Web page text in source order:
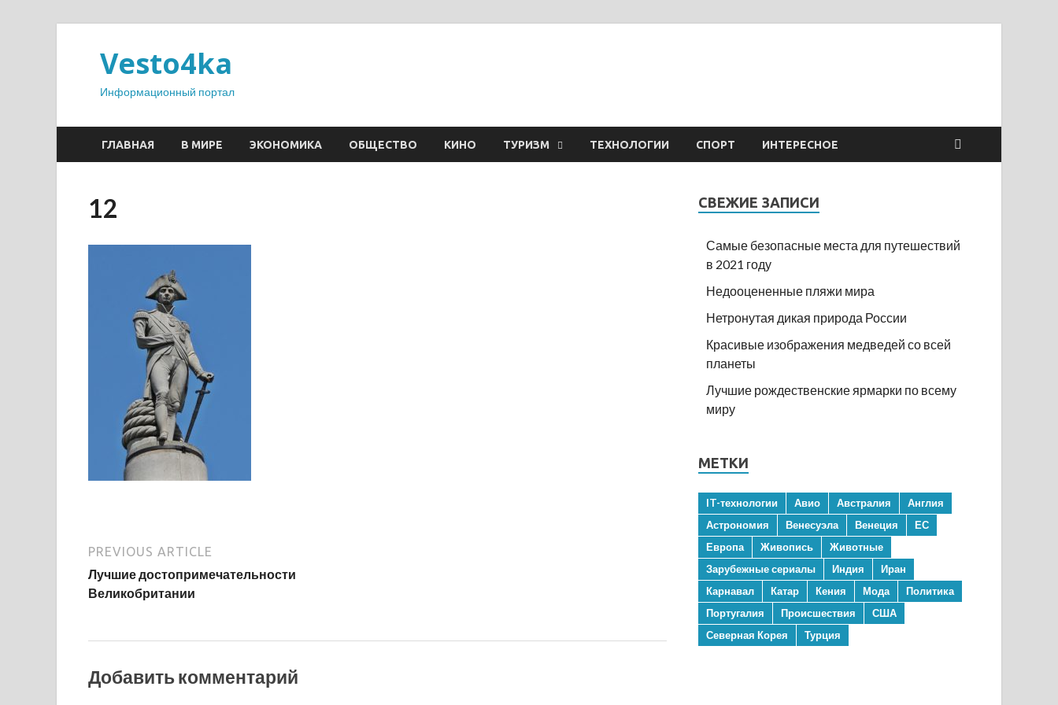
Vesto4ka
Информационный портал
ГЛАВНАЯ В МИРЕ ЭКОНОМИКА ОБЩЕСТВО КИНО ТУРИЗМ ТЕХНОЛОГИИ СПОРТ ИНТЕРЕСНОЕ
12
PREVIOUS ARTICLE
Лучшие достопримечательности
Великобритании
Добавить комментарий
СВЕЖИЕ ЗАПИСИ
Самые безопасные места для путешествий
в 2021 году
Недооцененные пляжи мира
Нетронутая дикая природа России
Красивые изображения медведей со всей
планеты
Лучшие рождественские ярмарки по всему
миру
МЕТКИ
IT-технологии Авио Австралия
Англия
Астрономия
Венесуэла Венеция
ЕС
Европа
Живопись
Животные
Зарубежные сериалы
Индия
Иран
Карнавал
Катар Кения Мода
Политика
Португалия
Происшествия
США
Северная Корея
Турция